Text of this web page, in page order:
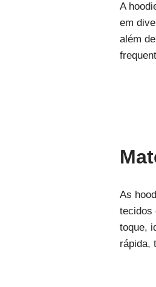
A
em
além
As
tecidos
toque,
rápida,